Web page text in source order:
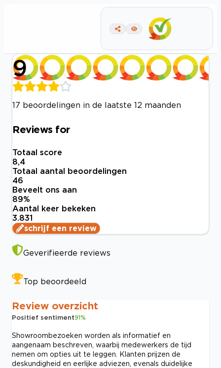
9
17 beoordelingen in de laatste 12 maanden
Reviews for
Totaal score
8,4
Totaal aantal beoordelingen
46
Beveelt ons aan
89%
Aantal keer bekeken
3.831
schrijf een review
Geverifieerde reviews
Top beoordeeld
Review overzicht
Positief sentiment91%
Showroombezoeken worden als informatief en
aangenaam beschreven, waarbij medewerkers de tijd
nemen om opties uit te leggen. Klanten prijzen de
deskundigheid en eerlijke adviezen, evenals duidelijke